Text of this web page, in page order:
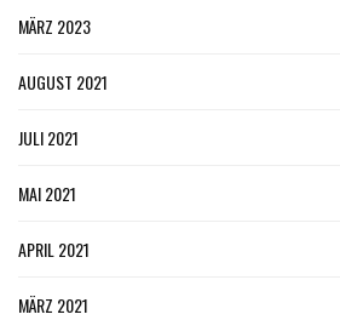
MÄRZ 2023
AUGUST 2021
JULI 2021
MAI 2021
APRIL 2021
MÄRZ 2021